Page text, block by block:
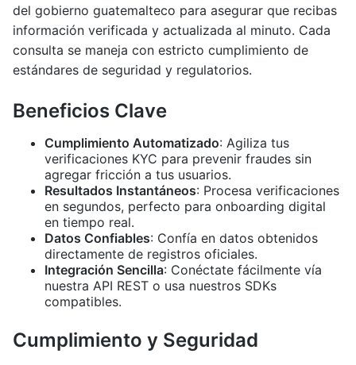
del gobierno guatemalteco para asegurar que recibas
información verificada y actualizada al minuto. Cada
consulta se maneja con estricto cumplimiento de
estándares de seguridad y regulatorios.
Beneficios Clave
Cumplimiento Automatizado: Agiliza tus
verificaciones KYC para prevenir fraudes sin
agregar fricción a tus usuarios.
Resultados Instantáneos: Procesa verificaciones
en segundos, perfecto para onboarding digital
en tiempo real.
Datos Confiables: Confía en datos obtenidos
directamente de registros oficiales.
Integración Sencilla: Conéctate fácilmente vía
nuestra API REST o usa nuestros SDKs
compatibles.
Cumplimiento y Seguridad